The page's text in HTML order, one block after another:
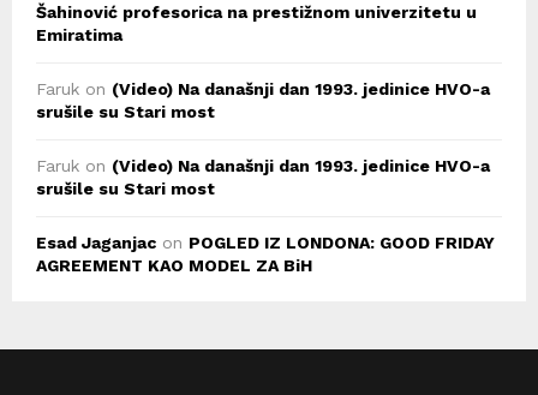
Šahinović profesorica na prestižnom univerzitetu u
Emiratima
Faruk on (Video) Na današnji dan 1993. jedinice HVO-a
srušile su Stari most
Faruk on (Video) Na današnji dan 1993. jedinice HVO-a
srušile su Stari most
Esad Jaganjac on POGLED IZ LONDONA: GOOD FRIDAY
AGREEMENT KAO MODEL ZA BiH